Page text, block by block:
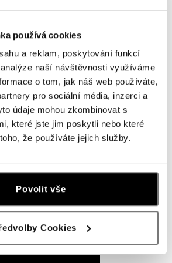
používá cookies
a reklam, poskytování funkcí
naší návštěvnosti využíváme
o tom, jak náš web používáte,
pro sociální média, inzerci a
údaje mohou zkombinovat s
které jste jim poskytli nebo které
že používáte jejich služby.
Povolit vše
Cookies
Brno
42 Brno
od 09:00
Černý most, Praha 9
19 Praha 9
od 09:00
148 00 Praha 4 - Chodov